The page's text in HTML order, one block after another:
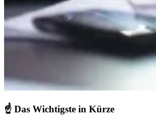
☝️ Das Wichtigste in Kürze